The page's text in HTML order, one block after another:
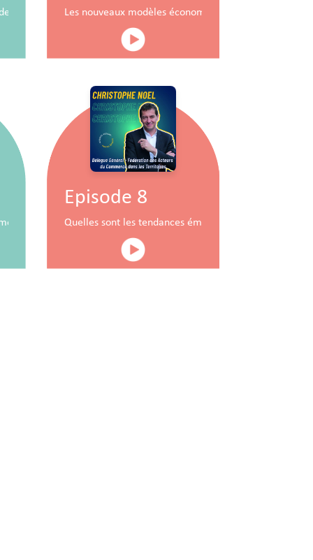
commerce Les nouveaux modèles économiques pour les centres
à travers la RSE
Episode 8
Quelles sont les tendances émergentes du commerce